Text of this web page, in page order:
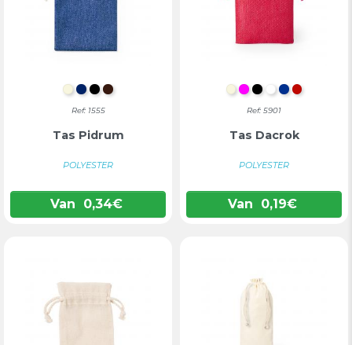
NATUURLIJK
MARINEBLAUW
ZWART
BRUIN
Ref: 1555
Tas Pidrum
POLYESTER
Van 0,34€
NATUURLIJK
FUCHSIA
ZWART
WITBLAUW
ROOD
Ref: 5901
Tas Dacrok
POLYESTER
Van 0,19€